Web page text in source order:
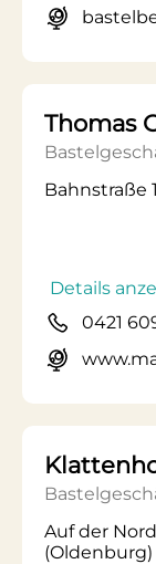
Thomas
Bahnstraße
Details
0421
Auf der
(Oldenburg)